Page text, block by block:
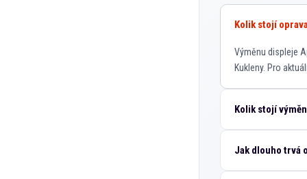
Kolik stojí
Výměnu displeje
Kukleny. Pro
Kolik stojí
Jak dlouho trvá